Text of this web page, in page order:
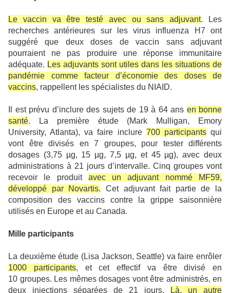
Le vaccin va être testé avec ou sans adjuvant. Les
recherches antérieures sur les virus influenza H7 ont
suggéré que deux doses de vaccin sans adjuvant
pourraient ne pas produire une réponse immunitaire
adéquate. Les adjuvants sont utiles dans les situations de
pandémie comme facteur d’économie des doses de
vaccins, rappellent les spécialistes du NIAID.
Il est prévu d’inclure des sujets de 19 à 64 ans en bonne
santé. La première étude (Mark Mulligan, Emory
University, Atlanta), va faire inclure 700 participantsqui
vont être divisés en 7 groupes, pour tester différents
dosages (3,75 µg, 15 µg, 7,5 µg, et 45 µg), avec deux
administrations à 21 jours d’intervalle. Cinq groupes vont
recevoir le produit avec un adjuvant nommé MF59,
développé par Novartis. Cet adjuvant fait partie de la
composition des vaccins contre la grippe saisonnière
utilisés en Europe et au Canada.
Mille participants
La deuxième étude (Lisa Jackson, Seattle) va faire enrôler
1000 participants, et cet effectif va être divisé en
10 groupes. Les mêmes dosages vont être administrés, en
deux injections séparées de 21 jours.
Là, un autre